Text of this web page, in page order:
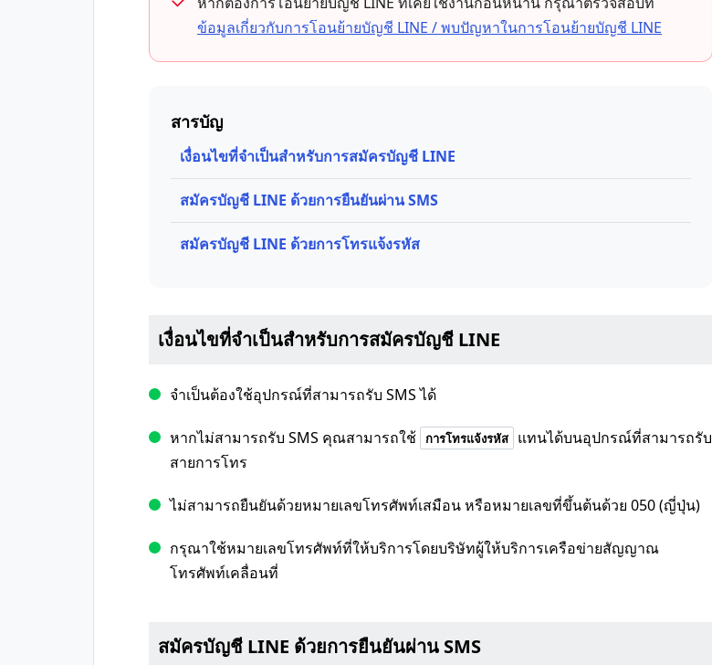
ข้อมูลเกี่ยวกับการโอนย้ายบัญชี LINE / พบปัญหาในการโอนย้ายบัญชี LINE
สารบัญ
เงื่อนไขที่จำเป็นสำหรับการสมัครบัญชี LINE
สมัครบัญชี LINE ด้วยการยืนยันผ่าน SMS
สมัครบัญชี LINE ด้วยการโทรแจ้งรหัส
เงื่อนไขที่จำเป็นสำหรับการสมัครบัญชี LINE
จำเป็นต้องใช้อุปกรณ์ที่สามารถรับ SMS ได้
หากไม่สามารถรับ SMS คุณสามารถใช้ การโทรแจ้งรหัส
แทนได้บนอุปกรณ์ที่สามารถรับ
สายการโทร
ไม่สามารถยืนยันด้วยหมายเลขโทรศัพท์เสมือน หรือหมายเลขที่ขึ้นต้นด้วย 050 (ญี่ปุ่น)
กรุณาใช้หมายเลขโทรศัพท์ที่ให้บริการโดยบริษัทผู้ให้บริการเครือข่ายสัญญาณ
โทรศัพท์เคลื่อนที่
สมัครบัญชี LINE ด้วยการยืนยันผ่าน SMS